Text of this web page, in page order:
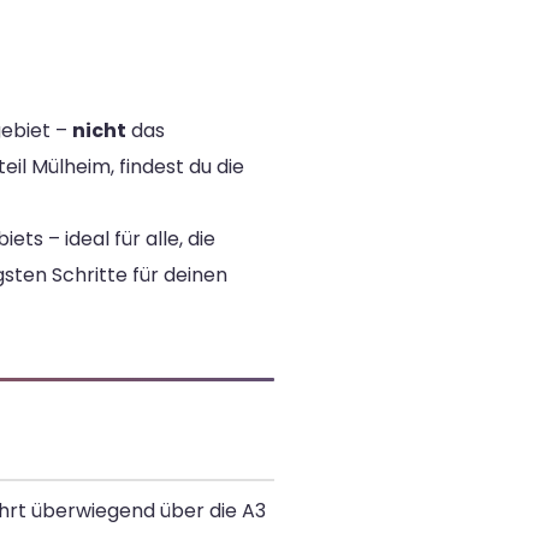
– nicht das
Mülheim, findest du die
– ideal für alle, die
Schritte für deinen
überwiegend über die A3